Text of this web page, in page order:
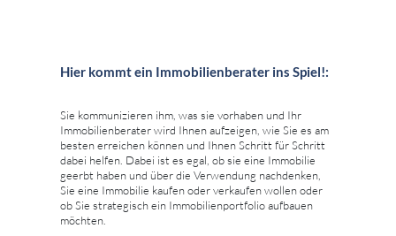
Hier kommt ein Immobilienberater ins Spiel!:
Sie kommunizieren ihm, was sie vorhaben und Ihr
Immobilienberater wird Ihnen aufzeigen, wie Sie es am
besten erreichen können und Ihnen Schritt für Schritt
dabei helfen. Dabei ist es egal, ob sie eine Immobilie
geerbt haben und über die Verwendung nachdenken,
Sie eine Immobilie kaufen oder verkaufen wollen oder
ob Sie strategisch ein Immobilienportfolio aufbauen
möchten.